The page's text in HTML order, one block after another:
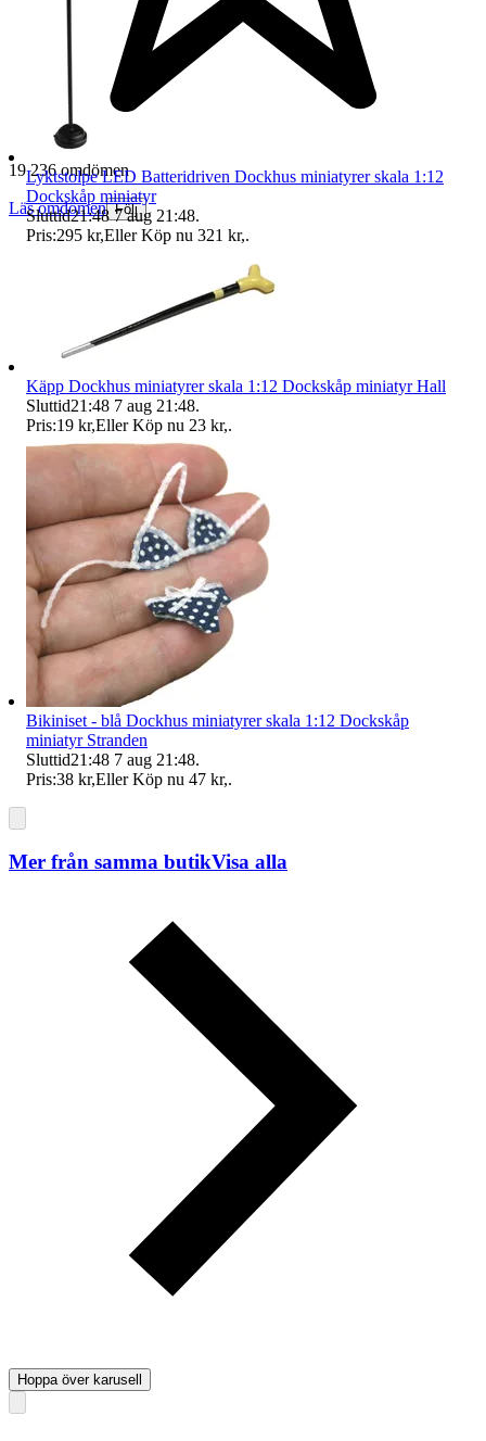
19 236 omdömen
Läs omdömen Följ
Lyktstolpe LED Batteridriven Dockhus miniatyrer skala 1:12
Dockskåp miniatyr
Sluttid21:48 7 aug 21:48.
Pris:295 kr,Eller Köp nu 321 kr,.
Käpp Dockhus miniatyrer skala 1:12 Dockskåp miniatyr Hall
Sluttid21:48 7 aug 21:48.
Pris:19 kr,Eller Köp nu 23 kr,.
Bikiniset - blå Dockhus miniatyrer skala 1:12 Dockskåp
miniatyr Stranden
Sluttid21:48 7 aug 21:48.
Pris:38 kr,Eller Köp nu 47 kr,.
Mer från samma butikVisa alla
Hoppa över karusell